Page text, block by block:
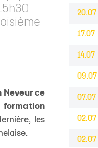
Neveur ce
formation
les
20.07
17.07
14.07
09.07
07.07
02.07
02.07